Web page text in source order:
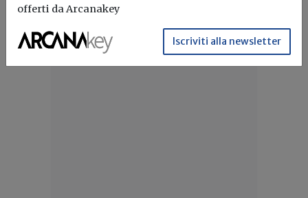
Clima
offerti da Arcanakey
Iscriviti alla newsletter